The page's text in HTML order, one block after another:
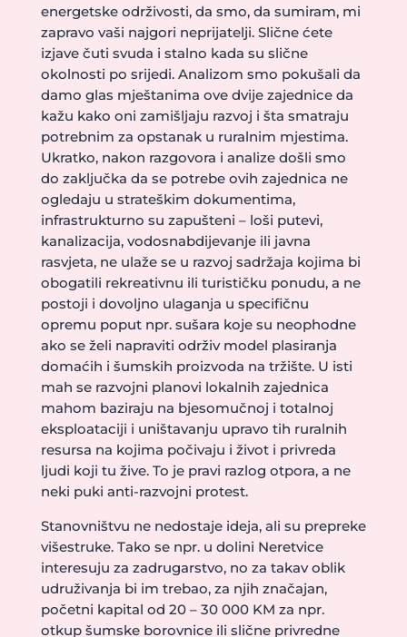
energetske održivosti, da smo, da sumiram, mi
zapravo vaši najgori neprijatelji. Slične ćete
izjave čuti svuda i stalno kada su slične
okolnosti po srijedi. Analizom smo pokušali da
damo glas mještanima ove dvije zajednice da
kažu kako oni zamišljaju razvoj i šta smatraju
potrebnim za opstanak u ruralnim mjestima.
Ukratko, nakon razgovora i analize došli smo
do zaključka da se potrebe ovih zajednica ne
ogledaju u strateškim dokumentima,
infrastrukturno su zapušteni – loši putevi,
kanalizacija, vodosnabdijevanje ili javna
rasvjeta, ne ulaže se u razvoj sadržaja kojima bi
obogatili rekreativnu ili turističku ponudu, a ne
postoji i dovoljno ulaganja u specifičnu
opremu poput npr. sušara koje su neophodne
ako se želi napraviti održiv model plasiranja
domaćih i šumskih proizvoda na tržište. U isti
mah se razvojni planovi lokalnih zajednica
mahom baziraju na bjesomučnoj i totalnoj
eksploataciji i uništavanju upravo tih ruralnih
resursa na kojima počivaju i život i privreda
ljudi koji tu žive. To je pravi razlog otpora, a ne
neki puki anti-razvojni protest.
Stanovništvu ne nedostaje ideja, ali su prepreke
višestruke. Tako se npr. u dolini Neretvice
interesuju za zadrugarstvo, no za takav oblik
udruživanja bi im trebao, za njih značajan,
početni kapital od 20 – 30 000 KM za npr.
otkup šumske borovnice ili slične privredne